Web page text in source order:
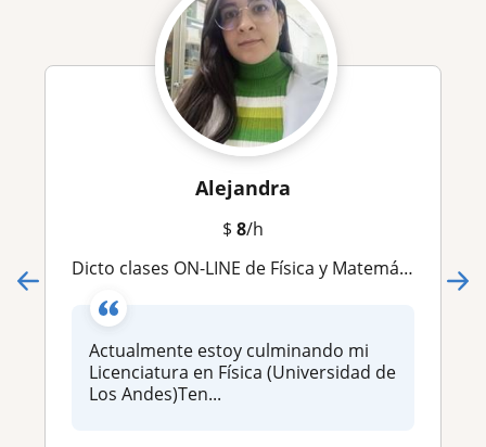
Alejandra
$ 8/h
Dicto clases ON-LINE de Física y Matemáticas. Te apoyo con la resolución de ejercicios
Actualmente estoy culminando mi
Licenciatura en Física (Universidad de
Los Andes)Ten...